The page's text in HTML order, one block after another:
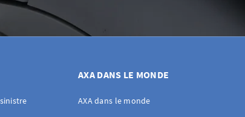
AXA DANS LE MONDE
AXA dans le monde